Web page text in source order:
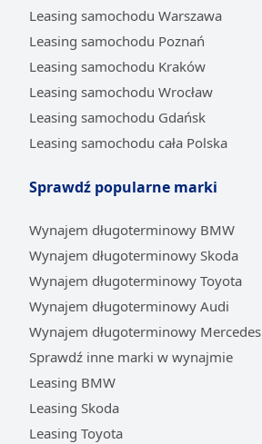
Leasing samochodu Warszawa
Leasing samochodu Poznań
Leasing samochodu Kraków
Leasing samochodu Wrocław
Leasing samochodu Gdańsk
Leasing samochodu cała Polska
Sprawdź popularne marki
Wynajem długoterminowy BMW
Wynajem długoterminowy Skoda
Wynajem długoterminowy Toyota
Wynajem długoterminowy Audi
Wynajem długoterminowy Mercedes
Sprawdź inne marki w wynajmie
Leasing BMW
Leasing Skoda
Leasing Toyota